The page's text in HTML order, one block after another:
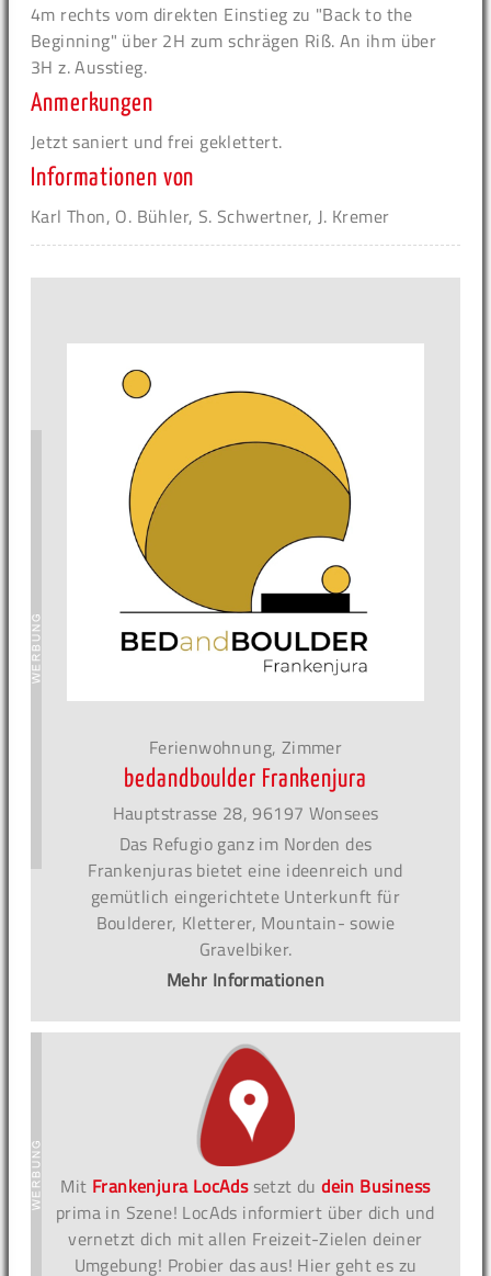
4m rechts vom direkten Einstieg zu "Back to the
Beginning" über 2H zum schrägen Riß. An ihm über
3H z. Ausstieg.
Anmerkungen
Jetzt saniert und frei geklettert.
Informationen von
Karl Thon, O. Bühler, S. Schwertner, J. Kremer
Ferienwohnung, Zimmer
bedandboulder Frankenjura
Hauptstrasse 28, 96197 Wonsees
Das Refugio ganz im Norden des
Frankenjuras bietet eine ideenreich und
gemütlich eingerichtete Unterkunft für
Boulderer, Kletterer, Mountain- sowie
Gravelbiker.
Mehr Informationen
Mit Frankenjura LocAdssetzt dudein Business
prima in Szene! LocAds informiert über dich und
vernetzt dich mit allen Freizeit-Zielen deiner
Umgebung! Probier das aus! Hier geht es zu